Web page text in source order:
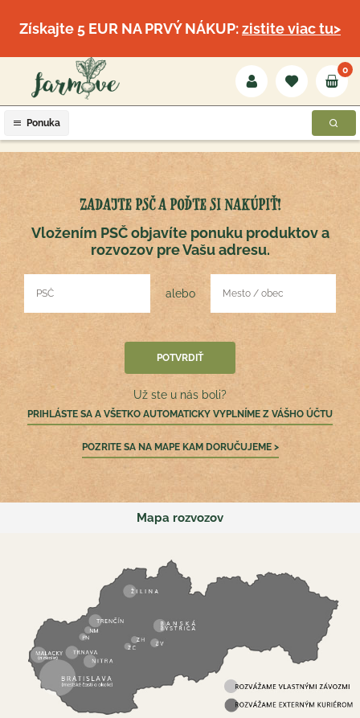
Získajte 5 EUR NA PRVÝ NÁKUP:zistite viac tu>
Ponuka
0
ZADAJTE PSČ A POĎTE SI NAKÚPIŤ!
Vložením PSČ objavíte ponuku produktov a
rozvozov pre Vašu adresu.
alebo
Už ste u nás boli?
PRIHLÁSTE SA A VŠETKO AUTOMATICKY VYPLNÍME Z VÁŠHO ÚČTU
POZRITE SA NA MAPE KAM DORUČUJEME >
Mapa rozvozov